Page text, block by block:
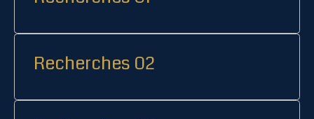
Recherches 02